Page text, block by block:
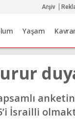
Arşiv
Yaşam
İsrailli